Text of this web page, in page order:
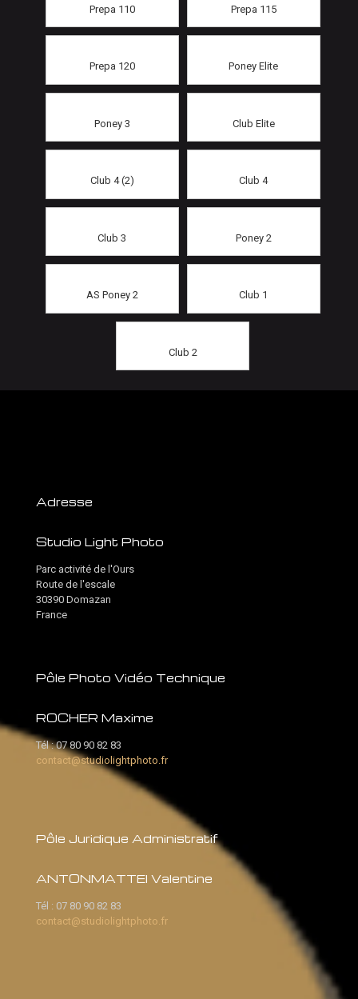
Prepa 110 Prepa 115
Prepa 120 Poney Elite
Poney 3 Club Elite
Club 4 (2) Club 4
Club 3 Poney 2
AS Poney 2 Club 1
Club 2
Adresse
Studio Light Photo
Parc activité de l'Ours
Route de l'escale
30390 Domazan
France
Pôle Photo Vidéo Technique
ROCHER Maxime
Tél :07 80 90 82 83
contact@studiolightphoto.fr
Pôle Juridique Administratif
ANTONMATTEI Valentine
Tél : 07 80 90 82 83
contact@studiolightphoto.fr